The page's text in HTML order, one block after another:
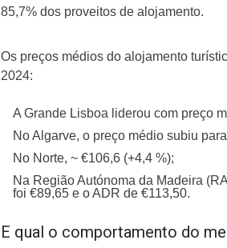
85,7% dos proveitos de alojamento.
Os preços médios do alojamento
2024:
A Grande Lisboa liderou com preço
No Algarve, o preço médio subiu
No Norte, ~ €106,6 (+4,4 %);
Na Região Autónoma da Madeira
foi €89,65 e o ADR de €113,50.
E qual o comportamento do